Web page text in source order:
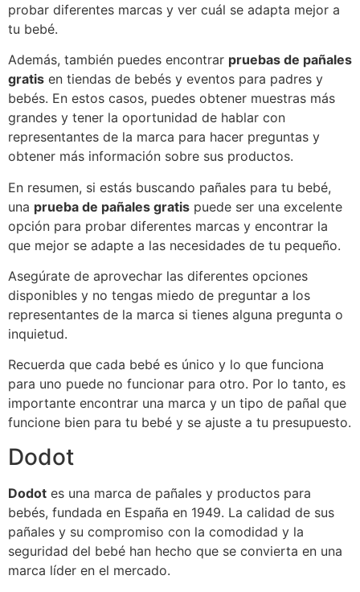
probar diferentes marcas y ver cuál se adapta mejor a
tu bebé.
Además, también puedes encontrar pruebas de pañales
gratis en tiendas de bebés y eventos para padres y
bebés. En estos casos, puedes obtener muestras más
grandes y tener la oportunidad de hablar con
representantes de la marca para hacer preguntas y
obtener más información sobre sus productos.
En resumen, si estás buscando pañales para tu bebé,
una prueba de pañales gratis puede ser una excelente
opción para probar diferentes marcas y encontrar la
que mejor se adapte a las necesidades de tu pequeño.
Asegúrate de aprovechar las diferentes opciones
disponibles y no tengas miedo de preguntar a los
representantes de la marca si tienes alguna pregunta o
inquietud.
Recuerda que cada bebé es único y lo que funciona
para uno puede no funcionar para otro. Por lo tanto, es
importante encontrar una marca y un tipo de pañal que
funcione bien para tu bebé y se ajuste a tu presupuesto.
Dodot
Dodot es una marca de pañales y productos para
bebés, fundada en España en 1949. La calidad de sus
pañales y su compromiso con la comodidad y la
seguridad del bebé han hecho que se convierta en una
marca líder en el mercado.